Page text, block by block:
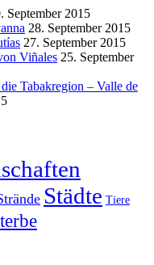
September 2015
28. September 2015
27. September 2015
Viñales 25. September
Tabakregion – Valle de
Städte Tiere